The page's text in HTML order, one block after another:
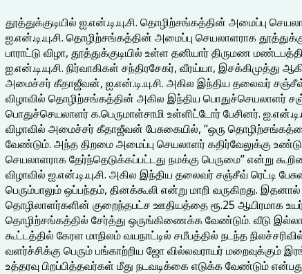
தூத்துக்குடியில் ஐ.என்.டி.யு.சி. தொழிற்சங்கத்தின் அமைப்பு
ஐ.என்.டி.யு.சி. தொழிற்சங்கத்தின் அமைப்பு செயலாளராக
பாராட்டு விழா, தூத்துக்குடியில் உள்ள தனியார் திருமண
ஐ.என்.டி.யு.சி. நிர்வாகிகள் சந்திரசேகர், வீரய்யா,
அமைச்சர் கீதாஜீவன், ஐ.என்.டி.யு.சி. அகில இந்திய தலைவர்
விழாவில் தொழிற்சங்கத்தின் அகில இந்திய பொதுச்செயலாளர்
பொதுச்செயலாளர் க.பெருமாள்சாமி உள்ளிட்டோர் பேசினர்.
விழாவில் அமைச்சர் கீதாஜீவன் பேசுகையில், ‘‘ஒரு
வேண்டும். அந்த திறமை அமைப்பு செயலாளர் கதிர்வேலுக்கு
செயலாளராக தேர்ந்தெடுக்கப்பட்டது நமக்கு பெருமை’’ என்று
விழாவில் ஐ.என்.டி.யு.சி. அகில இந்திய தலைவர் சஞ்சீவ் ரெட்டி
பெரும்பாலும் ஒப்பந்தம், தினக்கூலி என்று மாறி வருகிறது.
தொழிலாளர்களின் குறைந்தபட்ச ஊதியத்தை ரூ.25 ஆயிரமாக
தொழிற்சங்கத்தில் சேர்த்து ஒருங்கிணைக்க வேண்டும். வீடு
கூட்டத்தில் கேரள மாநிலம் வயநாட்டில் சமீபத்தில் நடந்த
வளர்ச்சிக்கு பெரும் பங்காற்றிய ஜோ வில்லவராயர் மறைவுக்கும்
உத்தரவு பிறப்பித்தவர்கள் மீது நடவடிக்கை எடுக்க வேண்டும்